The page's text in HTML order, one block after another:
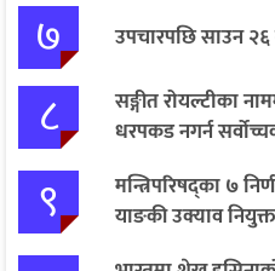
७ उपचारपछि साउन
८
सङ्गीत रोयल्टीका
धरपकड नगर्न
९
मन्त्रिपरिषद्का ७
याङकी उक्याव नियुक्त